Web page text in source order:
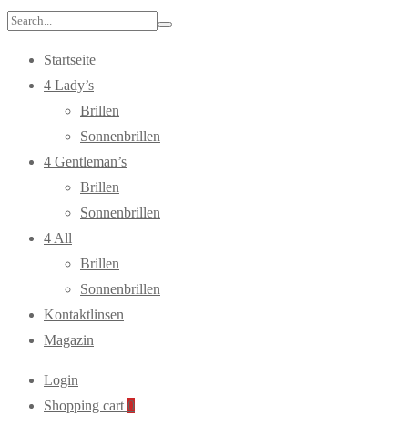
Search
Startseite
4 Lady’s
Brillen
Sonnenbrillen
4 Gentleman’s
Brillen
Sonnenbrillen
4 All
Brillen
Sonnenbrillen
Kontaktlinsen
Magazin
Login
Shopping cart 0